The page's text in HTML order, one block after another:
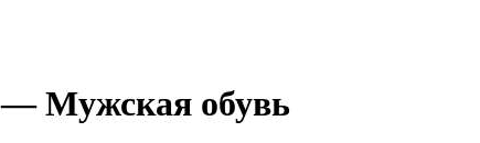
— Мужская обувь